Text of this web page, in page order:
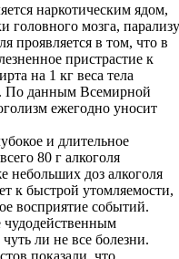
наркотическим ядом,
головного мозга,
проявляется в том, что в
пристрастие к
на 1 кг веса тела
По данным Всемирной
ежегодно уносит
и длительное
80 г алкоголя
небольших доз алкоголя
к быстрой утомляемости,
восприятие событий.
ли не все болезни.
показали, что